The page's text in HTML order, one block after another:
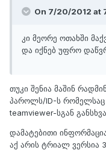
On 7/20/2012 at
კი მეორე ოთახში
და იქნებ უფრო
თუკი შენია მაშინ
პაროლს/ID-ს რომელსაც
teamviewer-სგან
დამატებითი
აქ არის ტრიალ ვერსია